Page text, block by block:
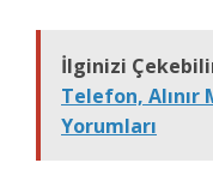
İlginizi
Telefon, Alınır
Yorumları